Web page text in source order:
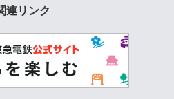
連リンク